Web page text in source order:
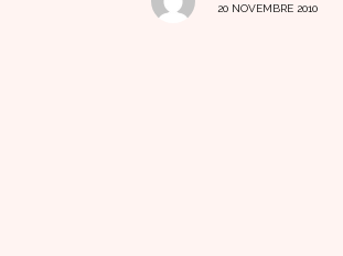
20 NOVEMBRE 2010